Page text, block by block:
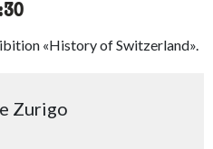
«History of Switzerland».
Zurigo